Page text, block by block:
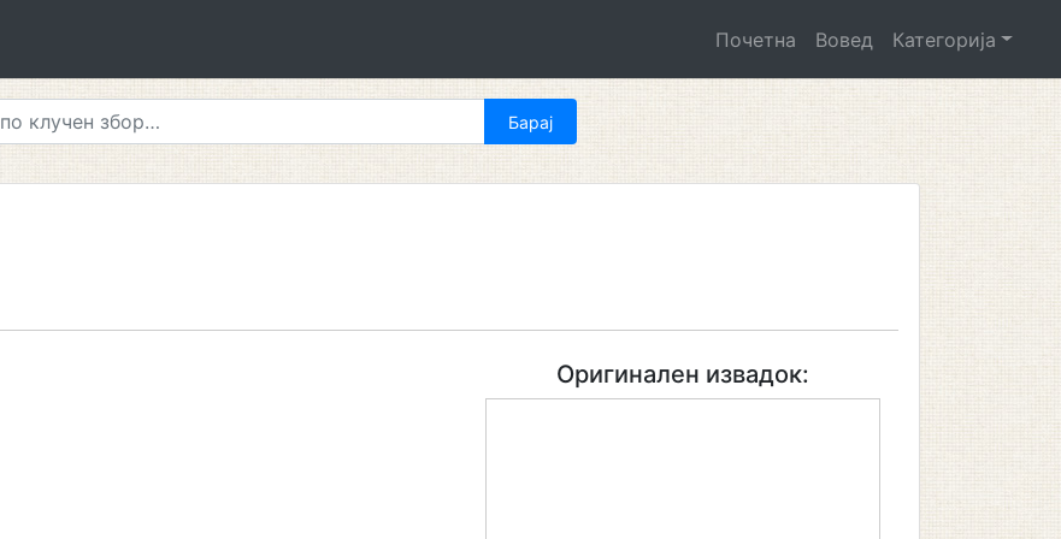
Почетна Вовед Категорија
Оригинален извадок: